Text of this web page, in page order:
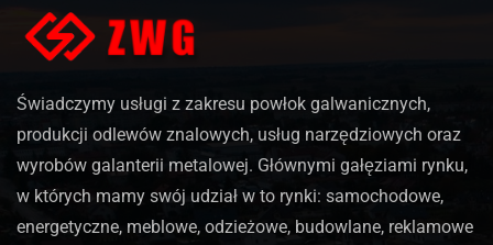
Świadczymy usługi z zakresu powłok galwanicznych,
produkcji odlewów znalowych, usług narzędziowych oraz
wyrobów galanterii metalowej. Głównymi gałęziami rynku,
w których mamy swój udział w to rynki: samochodowe,
energetyczne, meblowe, odzieżowe, budowlane, reklamowe